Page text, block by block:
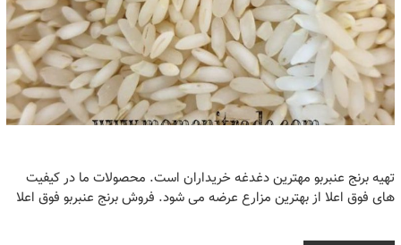
تهیه برنج عنبربو مهترین دغدغه خریداران است. محصولات ما در کیفیت
های فوق اعلا از بهترین مزارع عرضه می شود. فروش برنج عنبربو فوق اعلا